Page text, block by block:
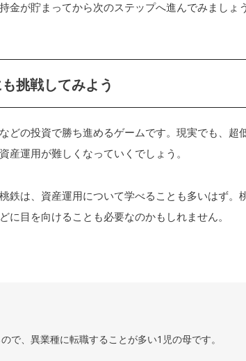
が貯まってから次のステップへ進んでみましょう
挑戦してみよう
どの投資で勝ち進めるゲームです。現実でも、超
運用が難しくなっていくでしょう。
鉄は、資産運用について学べることも多いはず。
目を向けることも必要なのかもしれません。
で、異業種に転職することが多い1児の母です。